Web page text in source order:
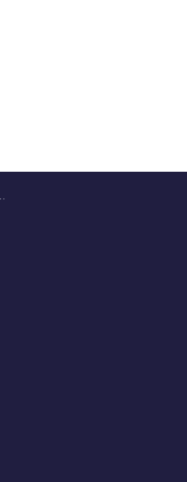
- regulering af satserne